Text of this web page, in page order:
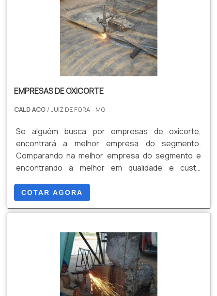
EMPRESAS DE OXICORTE
CALD ACO / JUIZ DE FORA - MG
Se alguém busca por empresas de oxicorte,
encontrará a melhor empresa do segmento.
Comparando na melhor empresa do segmento e
encontrando a melhor em qualidade e custo
oxicorte, com os profissionais da Cald Aço
encontramos proteção com programas de
melhorias padronizadas.MAIS SOBRE EMPRESAS DE
oferecer uma estrutura com escritório de alta
qualidade onde são realizadas as atividades e
equipamentos de última geração, tudo isso para
garantir que se tenha empresas de oxicorte com
excelente custo-benefício.Há muitas maneiras
COTAR AGORA